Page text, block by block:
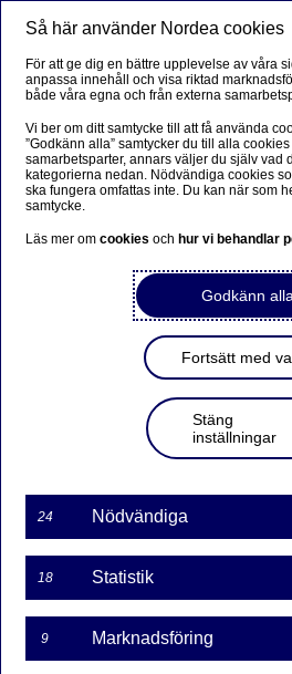
Så här använder Nordea cookies
För att ge dig en bättre upplevelse av våra
anpassa innehåll och visa riktad
både våra egna och från externa
Vi ber om ditt samtycke till att få använda
”Godkänn alla” samtycker du till alla
samarbetsparter, annars väljer du själv vad
kategorierna nedan. Nödvändiga cookies
ska fungera omfattas inte. Du kan när som
samtycke.
Läs mer omcookiesoch hur vi behandlar
Godkänn alla
Fortsätt med
Stäng
inställningar
24 Nödvändiga
18 Statistik
9 Marknadsföring